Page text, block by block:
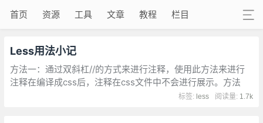
首页 资源 工具 文章 教程 栏目
Less用法小记
方法一：通过双斜杠//的方式来进行注释，使用此方法来进行
注释在编译成css后，注释在css文件中不会进行展示。方法
二：通过斜杠加型号/** */的方式来进行注释，注释会留在编译
阅读量: 1.7k
标签: less